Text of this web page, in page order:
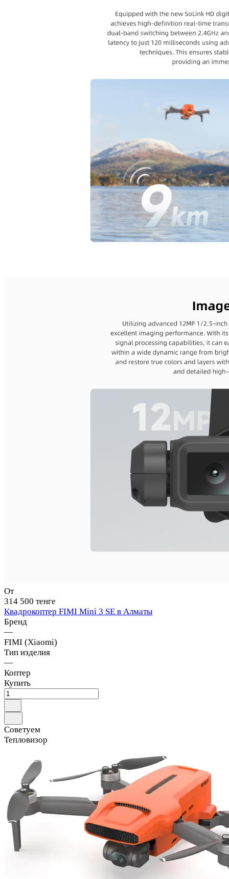
От
314 500 тенге
Квадрокоптер FIMI Mini 3 SE в Алматы
Бренд
—
FIMI (Xiaomi)
Тип изделия
—
Коптер
Купить
Советуем
Тепловизор